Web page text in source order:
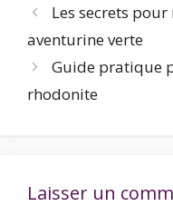
Les secrets
aventurine verte
Guide pratique
rhodonite
Laisser un